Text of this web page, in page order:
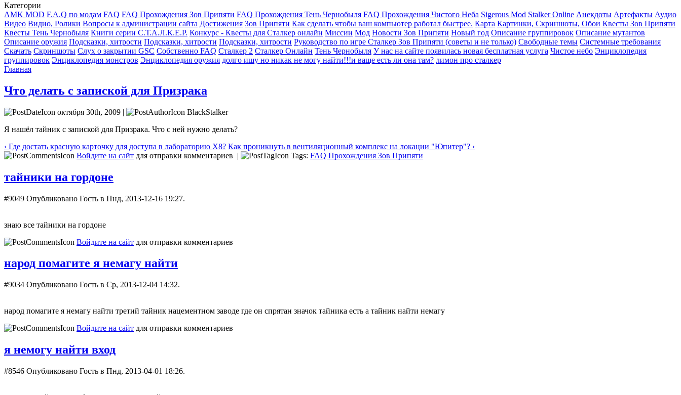
Категории
AMK MOD F.A.Q по модам FAQ FAQ Прохождения Зов Припяти FAQ Прохождения Тень Чернобыля FAQ Прохождения Чистого Неба Sigerous Mod Stalker Online Анекдоты Артефакты Аудио
Видео Видио, Ролики Вопросы к администрации сайта Достижения Зов Припяти Как сделать чтобы ваш компьютер работал быстрее. Карта Картинки, Скриншоты, Обои Квесты Зов Припяти
Квесты Тень Чернобыля Книги серии С.Т.А.Л.К.Е.Р. Конкурс - Квесты для Сталкер онлайн Миссии Мод Новости Зов Припяти Новый год Описание группировок Описание мутантов
Описание оружия Подсказки, хитрости Подсказки, хитрости Подсказки, хитрости Руководство по игре Сталкер Зов Припяти (советы и не только) Свободные темы Системные требования
Скачать Скриншоты Слух о закрытии GSC Собственно FAQ Сталкер 2 Сталкер Онлайн Тень Чернобыля У нас на сайте появилась новая бесплатная услуга Чистое небо Энциклопедия
группировок Энциклопедия монстров Энциклопедия оружия долго ишу но никак не могу найти!!!и ваще есть ли она там? лимон про сталкер
Главная
Что делать с запиской для Призрака
октября 30th, 2009 |
BlackStalker
Я нашёл тайник с запиской для Призрака. Что с ней нужно делать?
‹ Где достать красную карточку для доступа в лабораторию X8? Как проникнуть в вентиляционный комплекс на локации "Юпитер"? ›
Войдите на сайт для отправки комментариев | Tags: FAQ Прохождения Зов Припяти
тайники на гордоне
#9049 Опубликовано Гость в Пнд, 2013-12-16 19:27.
знаю все тайники на гордоне
Войдите на сайт для отправки комментариев
народ помагите я немагу найти
#9034 Опубликовано Гость в Ср, 2013-12-04 14:32.
народ помагите я немагу найти третий тайник нацементном заводе где он спрятан значок тайника есть а тайник найти немагу
Войдите на сайт для отправки комментариев
я немогу найти вход
#8546 Опубликовано Гость в Пнд, 2013-04-01 18:26.